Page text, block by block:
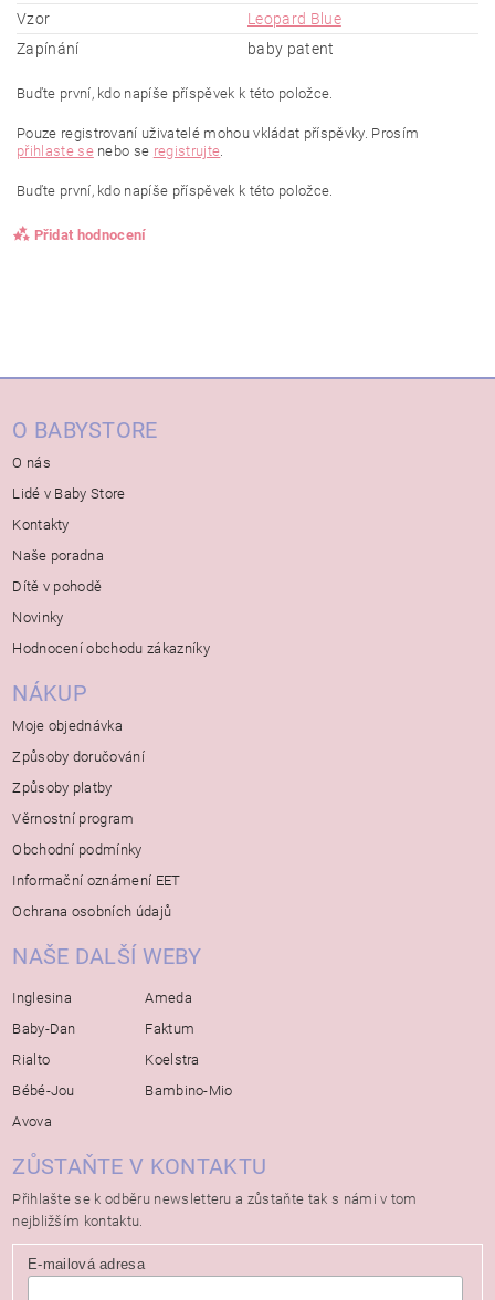
Vzor
Leopard Blue
Zapínání
baby patent
Buďte první, kdo napíše příspěvek k této položce.
Pouze registrovaní uživatelé mohou vkládat příspěvky. Prosím
přihlaste senebo se registrujte.
Buďte první, kdo napíše příspěvek k této položce.
Přidat hodnocení
O BABYSTORE
O nás
Lidé v Baby Store
Kontakty
Naše poradna
Dítě v pohodě
Novinky
Hodnocení obchodu zákazníky
NÁKUP
Moje objednávka
Způsoby doručování
Způsoby platby
Věrnostní program
Obchodní podmínky
Informační oznámení EET
Ochrana osobních údajů
NAŠE DALŠÍ WEBY
Inglesina
Baby-Dan
Rialto
Bébé-Jou
Avova
Ameda
Faktum
Koelstra
Bambino-Mio
ZŮSTAŇTE V KONTAKTU
Přihlašte se k odběru newsletteru a zůstaňte tak s námi v tom
nejbližším kontaktu.
E-mailová adresa